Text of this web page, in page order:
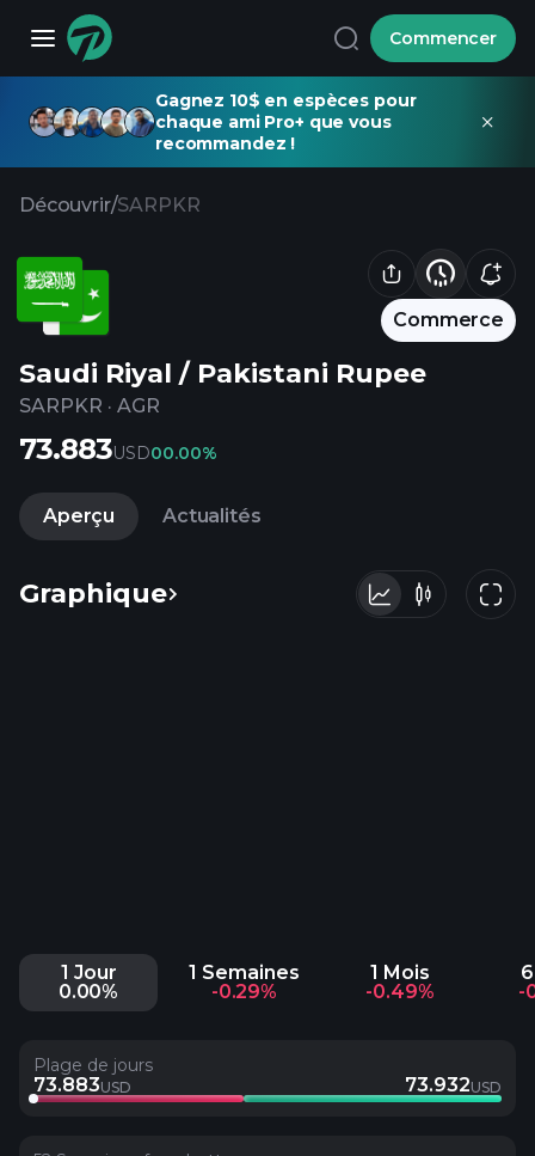
Commencer
Gagnez 10$ en espèces pour
chaque ami Pro+ que vous
recommandez !
Découvrir/SARPKR
Commerce
Saudi Riyal / Pakistani Rupee
SARPKR · AGR
73.883USD00.00%
Aperçu Actualités
Graphique
1 Jour
0.00%
1 Semaines
-0.29%
1 Mois
-0.49%
-
Plage de jours
73.883USD 73.932USD